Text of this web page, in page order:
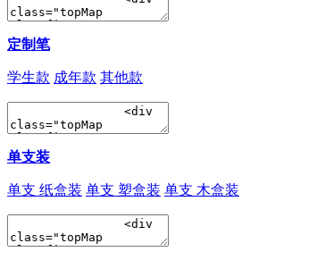
定制笔
学生款 成年款 其他款
单支装
单支 纸盒装 单支 塑盒装 单支 木盒装